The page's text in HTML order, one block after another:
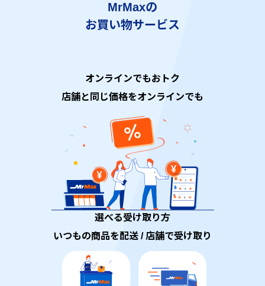
MrMaxの
お買い物サービス
オンラインでもおトク
店舗と同じ価格をオンラインでも
選べる受け取り方
いつもの商品を配送 / 店舗で受け取り